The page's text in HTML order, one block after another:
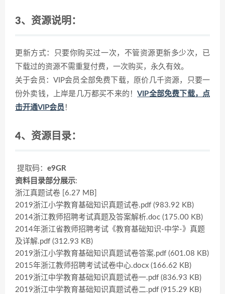
3、资源说明：
更新方式：只要你购买过一次，不管资源更新多少次，已
下载过的资源不需重复付费，一次购买，永久有效。
关于会员：VIP会员全部免费下载，原价几千资源，只要一
份外卖钱，上岸是几万都买不来的！VIP全部免费下载，点
击开通VIP会员 ！
4、资源目录：
提取码： e9GR
资料目录部分展示:
浙江真题试卷 [6.27 MB]
2019浙江小学教育基础知识真题试卷.pdf (983.92 KB)
2014浙江教师招聘考试真题及答案解析.doc (175.00 KB)
2014年浙江省教师招聘考试《教育基础知识-中学-》真题
及详解.pdf (312.93 KB)
2019浙江小学教育基础知识真题试卷答案.pdf (601.08 KB)
2015年浙江教师招聘考试试卷中心.docx (166.62 KB)
2019浙江中学教育基础知识真题试卷一.pdf (836.93 KB)
2019浙江中学教育基础知识真题试卷二.pdf (915.29 KB)